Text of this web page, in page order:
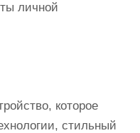
личной
которое
стильный